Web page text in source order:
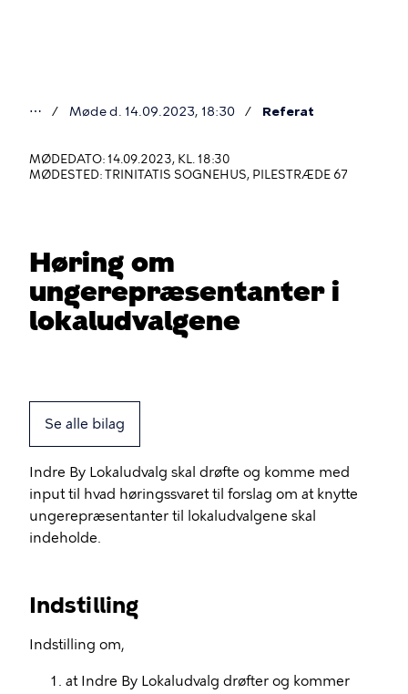
er
her
⋯ Møde d. 14.09.2023, 18:30 Referat
MØDEDATO: 14.09.2023, KL. 18:30
MØDESTED: TRINITATIS SOGNEHUS, PILESTRÆDE 67
Høring om
ungerepræsentanter i
lokaludvalgene
Se alle bilag
Indre By Lokaludvalg skal drøfte og komme med
input til hvad høringssvaret til forslag om at knytte
ungerepræsentanter til lokaludvalgene skal
indeholde.
Indstilling
Indstilling om,
at Indre By Lokaludvalg drøfter og kommer